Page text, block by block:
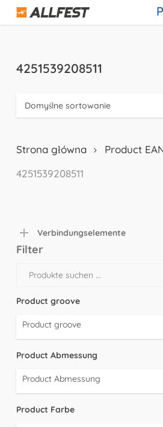
Skip
4251539208511
Strona główna
Product
4251539208511
Verbindungselemente
Filter
Product groove
Product groove
Product Abmessung
Product Abmessung
Product Farbe